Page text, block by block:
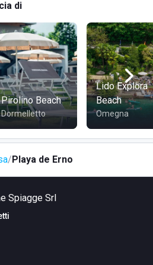
aperitivi e gelati
beach club
(NO)
nel navigatore e segui le
dell’Erno lungo il Lago
di
Pirolino Beach
Dormelletto
Lido Explora
Beach
Omegna
Playa de Erno
Spiagge Srl